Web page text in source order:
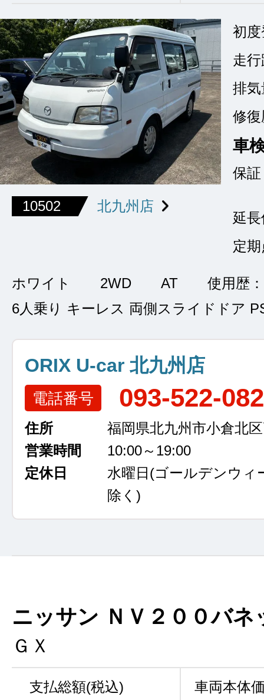
10502 北九州店
初
走
排気
修復
車
保証
延
定
ホワイト 2WD AT
使用歴
6人乗り キーレス 両側スライドドア
ORIX U-car 北九州店
電話番号 093-522-
住所
福岡県北九州市小倉北
営業時間
10:00～19:00
定休日
水曜日 (ゴールデンウィ
除く)
ニッサン ＮＶ２００バネ
ＧＸ
支払総額(税込) 車両本体